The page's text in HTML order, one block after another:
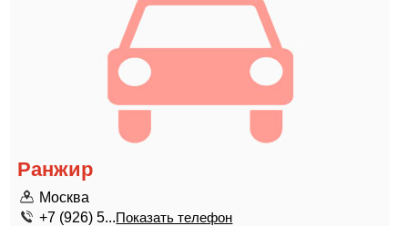
Ранжир
Москва
+7 (926) 5...Показать телефон